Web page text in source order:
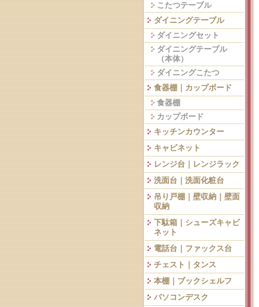
こたつテーブル
ダイニングテーブル
ダイニングセット
ダイニングテーブル
（本体）
ダイニングこたつ
食器棚｜カップボード
食器棚
カップボード
キッチンカウンター
キャビネット
レンジ台｜レンジラック
洗面台｜洗面化粧台
吊り戸棚｜壁収納｜壁面
収納
下駄箱｜シューズキャビ
ネット
電話台｜ファックス台
チェスト｜タンス
本棚｜ブックシェルフ
パソコンデスク